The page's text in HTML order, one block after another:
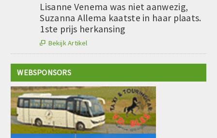
Lisanne Venema was niet aanwezig,
Suzanna Allema kaatste in haar plaats.
1ste prijs herkansing
 Bekijk Artikel
WEBSPONSORS